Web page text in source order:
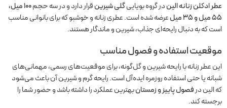
عطر ادکلن زنانه الیندر گروه بویاییگلی شیرینقرار دارد و در سه حجم
۱۰۰ میل،
۵۵ میل و ۳۵ میل
عرضه شده است. عطری زنانه و خوشبو که برای بانوانی مناسب
است که به دنبال رایحه‌ای جذاب، شیرین و ماندگار هستند.
موقعیت استفاده و فصول مناسب
این عطر زنانه با رایحه شیرین و گل‌گونه، برای موقعیت‌های رسمی، مهمانی‌های
شبانه یا حتی استفاده روزمره ایده‌آل است. رایحه گرم و شیرین آن باعث می‌شود
که الین درفصول پاییز و زمستانبهترین عملکرد را داشته باشد و حضور شما را
برجسته کند.